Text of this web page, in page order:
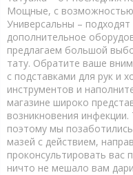
Мощные, с возможностью
Универсальны – подходят
дополнительное
предлагаем большой
тату. Обратите ваше
с подставками для рук и
инструментов и
магазине широко
возникновения
поэтому мы
мазей с действием,
проконсультировать
ничто не мешало вам